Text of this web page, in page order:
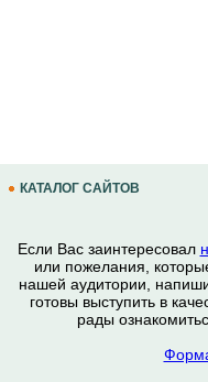
КАТАЛОГ САЙТОВ
Если Вас заинтересовал
или пожелания,
нашей аудитории,
готовы выступить в
рады